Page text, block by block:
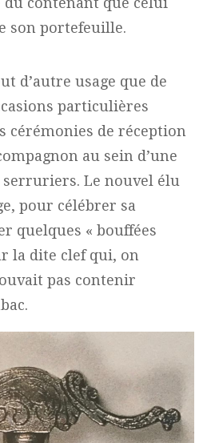
son portefeuille.
d’autre usage que de
particulières
cérémonies de réception
au sein d’une
Le nouvel élu
pour célébrer sa
quelques « bouffées
la dite clef qui, on
pas contenir